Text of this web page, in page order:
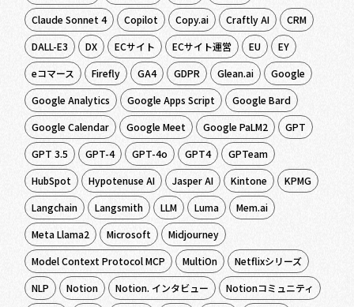
Claude Sonnet 4
Copilot Copy.ai Craftly AI
CRM
DALL-E3
DX ECサイト ECサイト運営 EU
EY
eコマース
Firefly GA4 GDPR Glean.ai
Google
Google Analytics
Google Apps Script
Google Bard
Google Calendar
Google Meet Google PaLM2
GPT
GPT 3.5
GPT-4 GPT-4o GPT4
GPTeam
HubSpot
Hypotenuse AI Jasper AI Kintone
KPMG
Langchain
Langsmith LLM Luma
Mem.ai
Meta Llama2
Microsoft
Midjourney
Model Context Protocol MCP
MultiOn
Netflixシリーズ
NLP
Notion Notion. インタビュー
Notionコミュニティ